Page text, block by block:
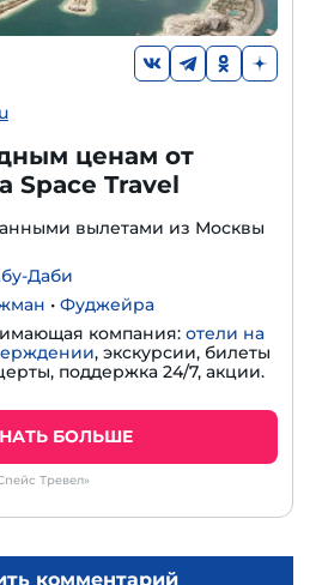
ценам от
Space Travel
вылетами из Москвы
Даби
• Фуджейра
компания: отели на
, экскурсии, билеты
поддержка 24/7, акции.
БОЛЬШЕ
Тревел»
комментарий